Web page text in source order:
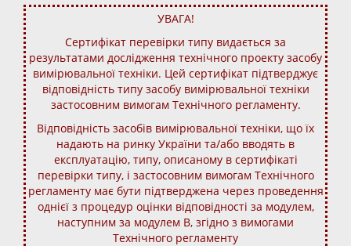
УВАГА!
Сертифікат перевірки типу видається за
результатами дослідження технічного проекту засобу
вимірювальної техніки. Цей сертифікат підтверджує
відповідність типу засобу вимірювальної техніки
застосовним вимогам Технічного регламенту.
Відповідність засобів вимірювальної техніки, що їх
надають на ринку України та/або вводять в
експлуатацію, типу, описаному в сертифікаті
перевірки типу, і застосовним вимогам Технічного
регламенту має бути підтверджена через проведення
однієї з процедур оцінки відповідності за модулем,
наступним за модулем В, згідно з вимогами
Технічного регламенту